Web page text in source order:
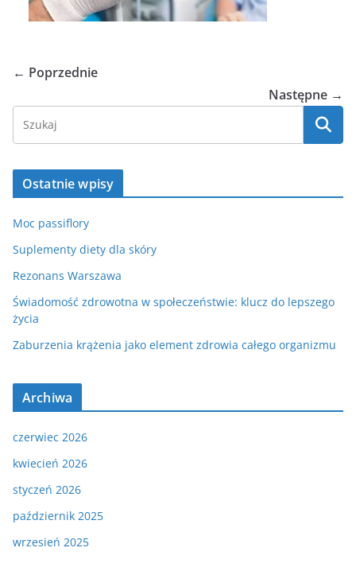
← Poprzednie
Następne →
Ostatnie wpisy
Moc passiflory
Suplementy diety dla skóry
Rezonans Warszawa
Świadomość zdrowotna w społeczeństwie: klucz do lepszego
życia
Zaburzenia krążenia jako element zdrowia całego organizmu
Archiwa
czerwiec 2026
kwiecień 2026
styczeń 2026
październik 2025
wrzesień 2025